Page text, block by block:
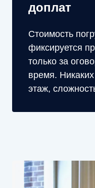
доплат
Стоимость
фиксируется
только за
время.
этаж,